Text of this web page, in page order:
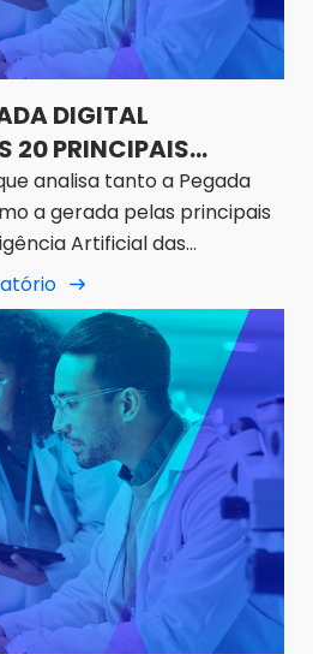
DIGITAL
20 PRINCIPAIS
analisa tanto a Pegada
a gerada pelas principais
Artificial das
do sector